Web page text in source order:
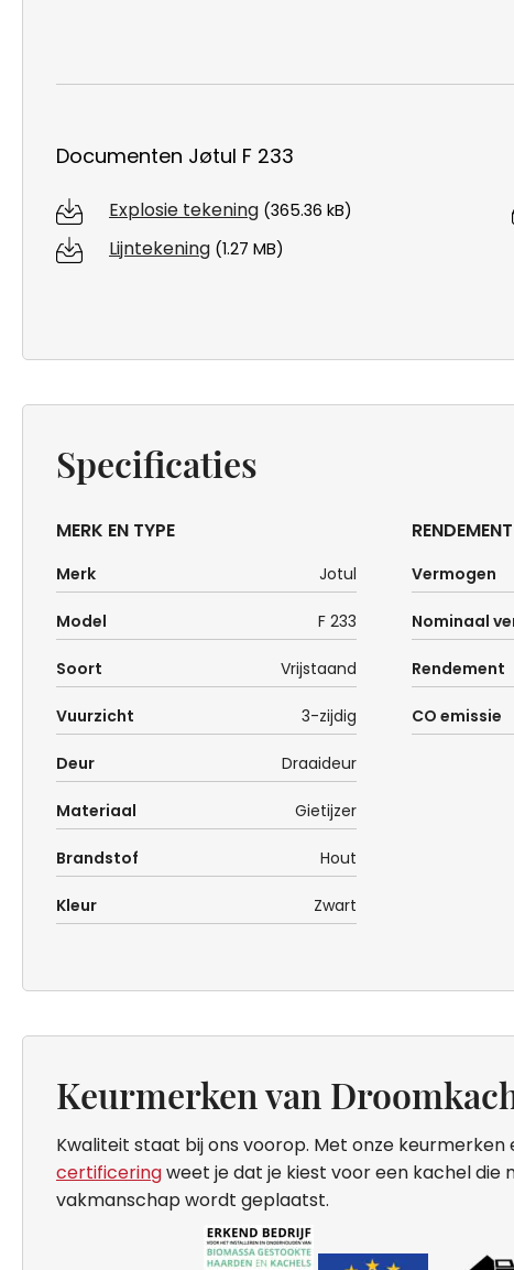
Documenten Jøtul F 233
Explosie tekening (365.36 kB)
Lijntekening (1.27 MB)
Specificaties
MERK EN TYPE
Merk Jotul
Model F 233
Soort Vrijstaand
Vuurzicht 3-zijdig
Deur Draaideur
Materiaal Gietijzer
Brandstof Hout
Kleur Zwart
Vermogen
Nominaal
Rendement
CO emissie
Keurmerken van
Kwaliteit staat bij ons voorop. Met onze keurmerken
certificeringweet je dat je kiest voor een kachel die
vakmanschap wordt geplaatst.